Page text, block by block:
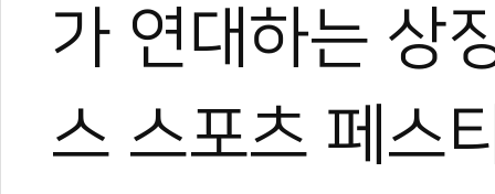
가 연대하는 상
스 스포츠 페스